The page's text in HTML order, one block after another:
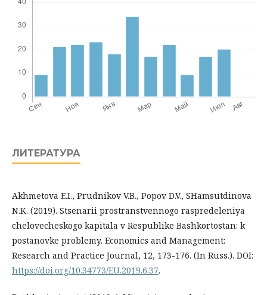
ЛИТЕРАТУРА
Akhmetova E.I., Prudnikov V.B., Popov D.V., SHamsutdinova
N.K. (2019). Stsenarii prostranstvennogo raspredeleniya
chelovecheskogo kapitala v Respublike Bashkortostan: k
postanovke problemy. Economics and Management:
Research and Practice Journal, 12, 173-176. (In Russ.). DOI:
https://doi.org/10.34773/EU.2019.6.37.